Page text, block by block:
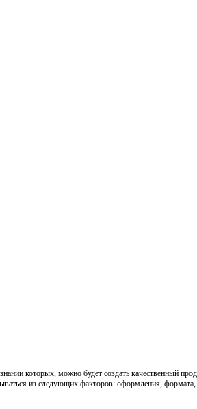
которых, можно будет создать качественный
из следующих факторов: оформления,